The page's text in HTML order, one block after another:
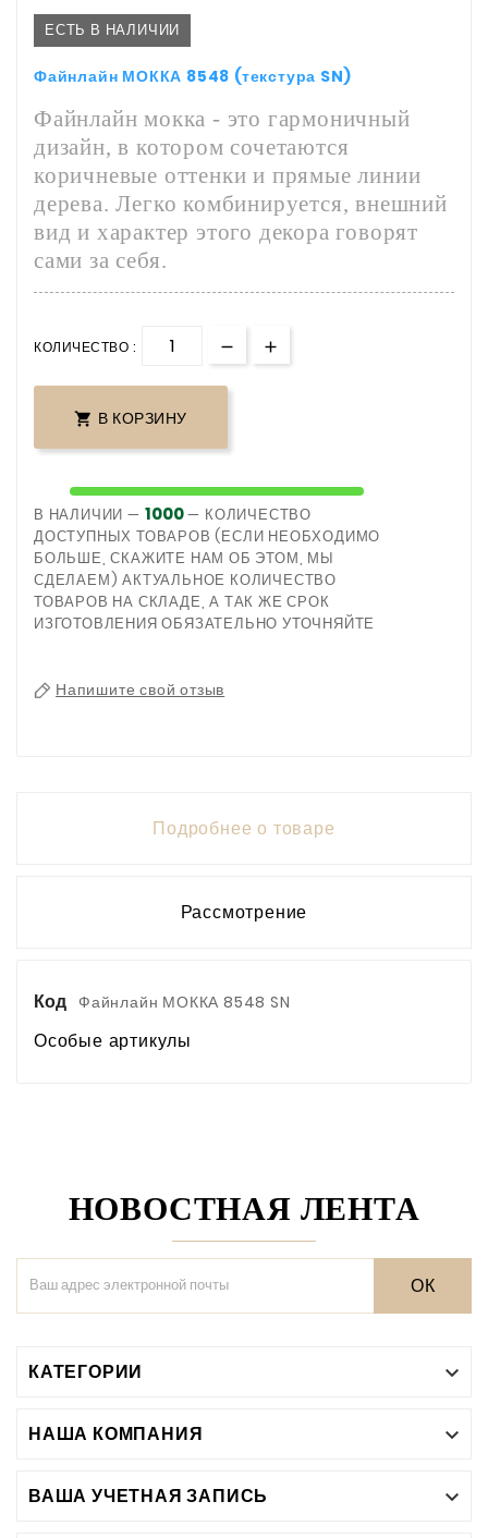
ЕСТЬ В НАЛИЧИИ
Файнлайн МОККА 8548 (текстура SN)
Файнлайн мокка - это гармоничный
дизайн, в котором сочетаются
коричневые оттенки и прямые линии
дерева. Легко комбинируется, внешний
вид и характер этого декора говорят
сами за себя.
КОЛИЧЕСТВО :
 В КОРЗИНУ
В НАЛИЧИИ — 1000— КОЛИЧЕСТВО
ДОСТУПНЫХ ТОВАРОВ (ЕСЛИ НЕОБХОДИМО
БОЛЬШЕ, СКАЖИТЕ НАМ ОБ ЭТОМ, МЫ
СДЕЛАЕМ) АКТУАЛЬНОЕ КОЛИЧЕСТВО
ТОВАРОВ НА СКЛАДЕ, А ТАК ЖЕ СРОК
ИЗГОТОВЛЕНИЯ ОБЯЗАТЕЛЬНО УТОЧНЯЙТЕ
Напишите свой отзыв
Подробнее о товаре
Рассмотрение
Код Файнлайн МОККА 8548 SN
Особые артикулы
НОВОСТНАЯ ЛЕНТА
ОК
КАТЕГОРИИ 
НАША КОМПАНИЯ 
ВАША УЧЕТНАЯ ЗАПИСЬ 